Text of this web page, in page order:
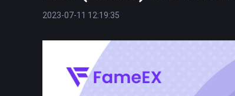
2023-07-11 12:19:35